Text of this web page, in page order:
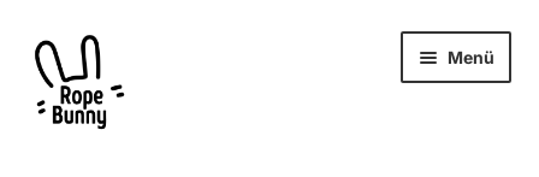
Zur
Navigation
springen
Zum
Inhalt
springen
Menü